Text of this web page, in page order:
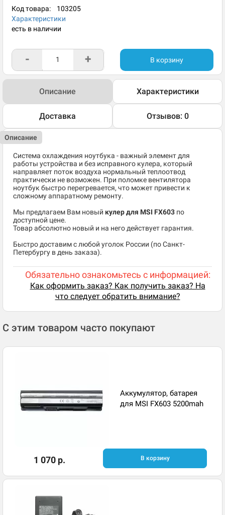
Код товара: 103205
Характеристики
есть в наличии
- + В корзину
Описание Характеристики
Доставка Отзывов: 0
Описание
Система охлаждения ноутбука - важный элемент для
работы устройства и без исправного кулера, который
направляет поток воздуха нормальный теплоотвод
практически не возможен. При поломке вентилятора
ноутбук быстро перегревается, что может привести к
сложному аппаратному ремонту.
Мы предлагаем Вам новый кулер для MSI FX603 по
доступной цене.
Товар абсолютно новый и на него действует гарантия.
Быстро доставим с любой уголок России (по Санкт-
Петербургу в день заказа).
Обязательно ознакомьтесь с информацией:
Как оформить заказ? Как получить заказ? На
что следует обратить внимание?
С этим товаром часто покупают
Аккумулятор, батарея
для MSI FX603 5200mah
1 070 р. В корзину